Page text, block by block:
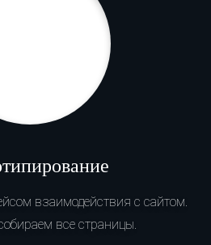
взаимодействия с сайтом.
все страницы.